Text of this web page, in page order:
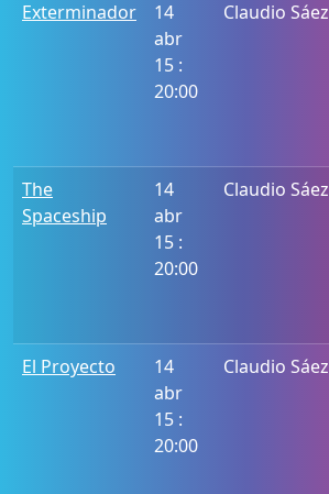
Exterminador
14
abr
15 :
20:00
Claudio Sáez
The
Spaceship
14
abr
15 :
20:00
Claudio Sáez
El Proyecto
14
abr
15 :
20:00
Claudio Sáez